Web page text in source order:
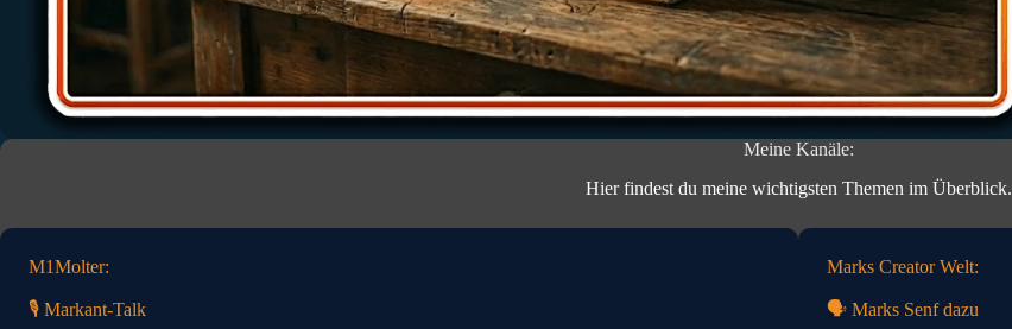
Meine Kanäle:
Hier findest du meine wichtigsten Themen im Überblick.
M1Molter:
🎙️ Markant-Talk
Marks Creator Welt:
🗣️ Marks Senf dazu